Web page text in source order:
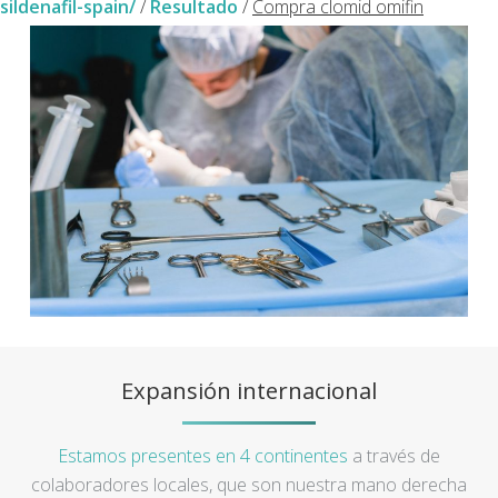
sildenafil-spain// Resultado / Compra clomid omifin
Expansión internacional
Estamos presentes en 4 continentes a través de
colaboradores locales, que son nuestra mano derecha